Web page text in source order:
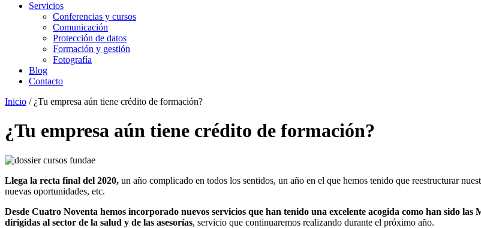
Servicios
Conferencias y cursos
Comunicación
Protección de datos
Formación y gestión
Fotografía
Blog
Contacto
Inicio / ¿Tu empresa aún tiene crédito de formación?
¿Tu empresa aún tiene crédito de formación?
Llega la recta final del 2020, un año complicado en todos los sentidos, un año en el que hemos tenido que reestructurar
nuevas oportunidades, etc.
Desde Cuatro Noventa hemos incorporado nuevos servicios que han tenido una excelente acogida como han sido
dirigidas al sector de la salud y de las asesorías, servicio que continuaremos realizando durante el próximo año.